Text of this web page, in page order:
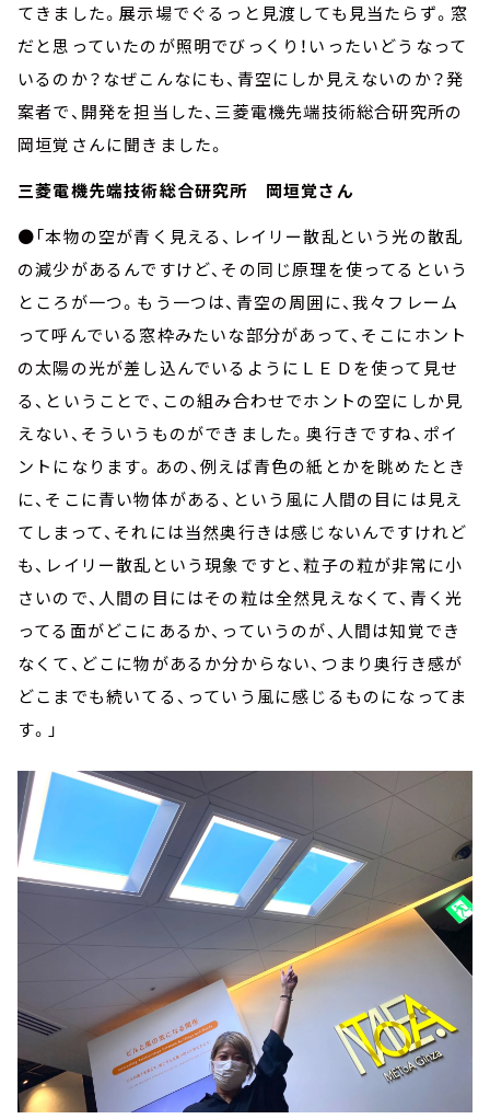
てきました。展示場でぐるっと見渡しても見当たらず。窓
だと思っていたのが照明でびっくり！いったいどうなって
いるのか？なぜこんなにも、青空にしか見えないのか？発
案者で、開発を担当した、三菱電機先端技術総合研究所の
岡垣覚さんに聞きました。
三菱電機先端技術総合研究所 岡垣覚さん
●「本物の空が青く見える、レイリー散乱という光の散乱
の減少があるんですけど、その同じ原理を使ってるという
ところが一つ。もう一つは、青空の周囲に、我々フレーム
って呼んでいる窓枠みたいな部分があって、そこにホント
の太陽の光が差し込んでいるようにＬＥＤを使って見せ
る、ということで、この組み合わせでホントの空にしか見
えない、そういうものができました。奥行きですね、ポイ
ントになります。あの、例えば青色の紙とかを眺めたとき
に、そこに青い物体がある、という風に人間の目には見え
てしまって、それには当然奥行きは感じないんですけれど
も、レイリー散乱という現象ですと、粒子の粒が非常に小
さいので、人間の目にはその粒は全然見えなくて、青く光
ってる面がどこにあるか、っていうのが、人間は知覚でき
なくて、どこに物があるか分からない、つまり奥行き感が
どこまでも続いてる、っていう風に感じるものになってま
す。」